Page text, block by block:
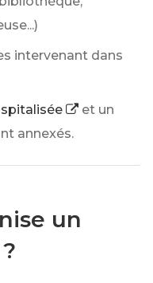
intervenant dans
et un
annexés.
un